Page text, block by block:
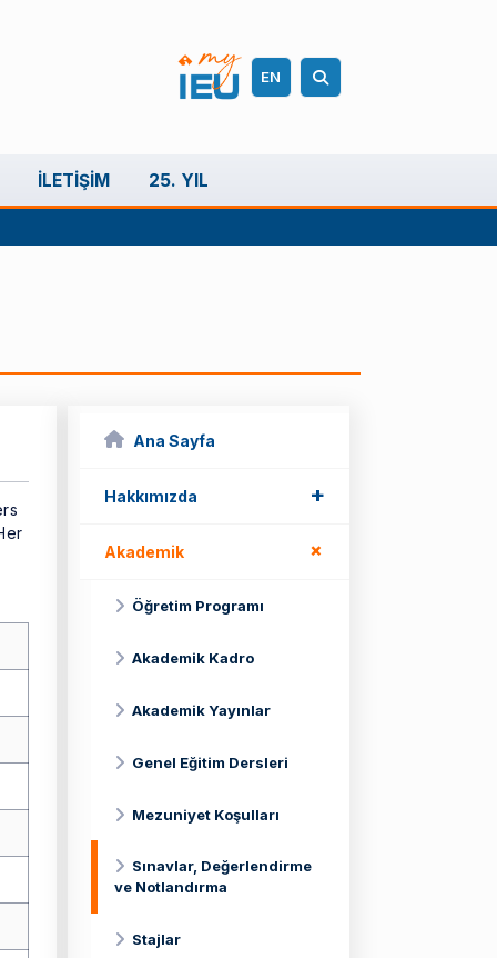
EN
İLETIŞIM 25. YIL
Ana Sayfa
Hakkımızda +
Akademik +
Öğretim Programı
Akademik Kadro
Akademik Yayınlar
Genel Eğitim Dersleri
Mezuniyet Koşulları
Sınavlar, Değerlendirme
ve Notlandırma
Stajlar